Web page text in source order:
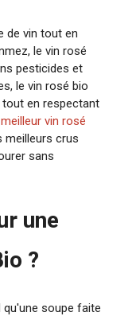
de vin tout en
le vin rosé
pesticides et
le vin rosé bio
en respectant
meilleur vin rosé
meilleurs crus
sans
une
?
qu'une soupe faite